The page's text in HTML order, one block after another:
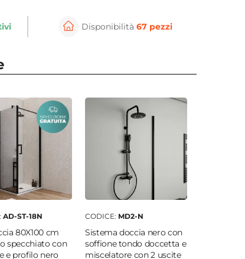
Disponibilità 67 pezzi
AD-ST-18N
80X100 cm
specchiato con
e profilo nero
CODICE: MD2-N
Sistema doccia nero con
soffione tondo doccetta e
miscelatore con 2 uscite